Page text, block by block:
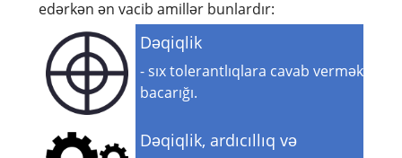
edərkən ən vacib amillər bunlardır:
Dəqiqlik
- sıx tolerantlıqlara cavab vermək
bacarığı.
Dəqiqlik, ardıcıllıq və